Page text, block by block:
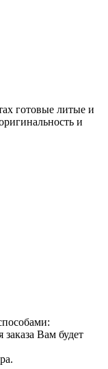
готовые литые и
и
заказа Вам будет